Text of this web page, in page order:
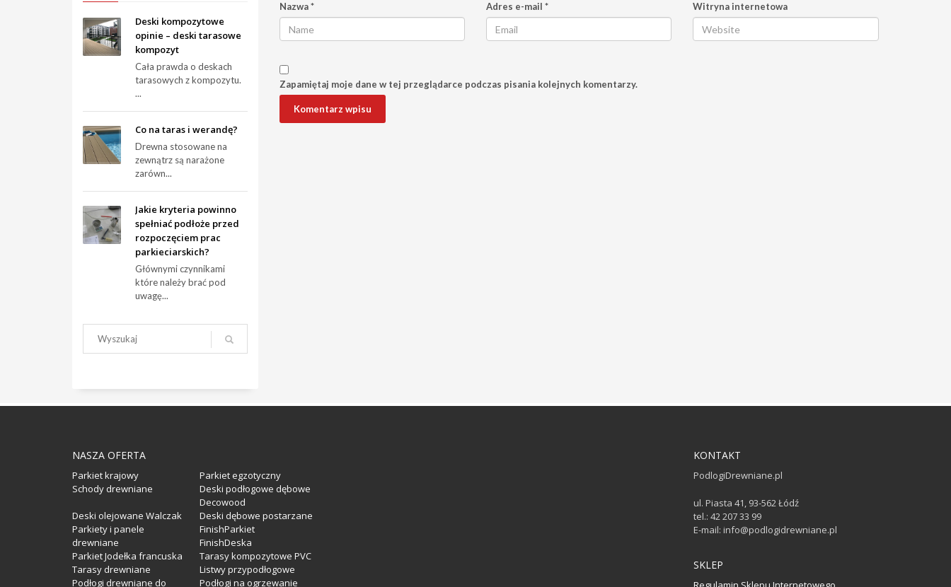
Nazwa* Adres e-mail * Witryna internetowa
Zapamiętaj moje dane w tej przeglądarce podczas pisania kolejnych komentarzy.
Deski kompozytowe
opinie – deski tarasowe
kompozyt
Cała prawda o deskach
tarasowych z kompozytu.
...
Co na taras i werandę?
Drewna stosowane na
zewnątrz są narażone
zarówn...
Jakie kryteria powinno
spełniać podłoże przed
rozpoczęciem prac
parkieciarskich?
Głównymi czynnikami
które należy brać pod
uwagę...
NASZA OFERTA
Parkiet krajowy
Parkiet egzotyczny
Schody drewniane
Deski podłogowe dębowe
Decowood
Deski olejowane Walczak
Deski dębowe postarzane
Parkiety i panele
drewniane
FinishParkiet
FinishDeska
Parkiet Jodełka francuska
Tarasy kompozytowe PVC
Tarasy drewniane
Listwy przypodłogowe
Podłogi drewniane do
Podłogi na ogrzewanie
KONTAKT
PodlogiDrewniane.pl
ul. Piasta 41, 93-562 Łódź
tel.: 42 207 33 99
E-mail: info@podlogidrewniane.pl
SKLEP